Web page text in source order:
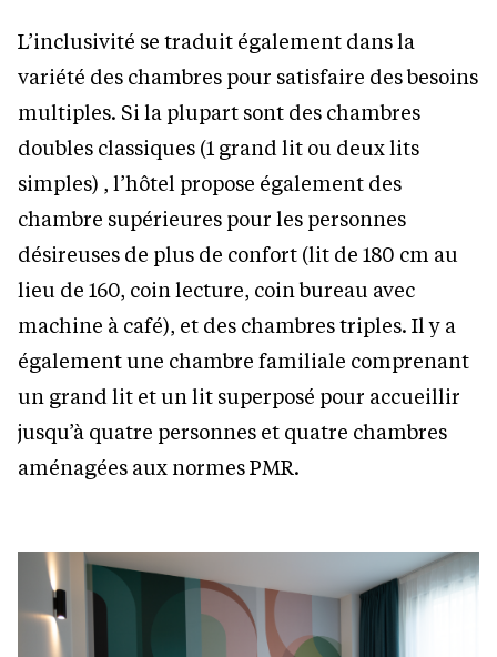
L’inclusivité se traduit également dans la
variété des chambres pour satisfaire des besoins
multiples. Si la plupart sont des chambres
doubles classiques (1 grand lit ou deux lits
simples) , l’hôtel propose également des
chambre supérieures pour les personnes
désireuses de plus de confort (lit de 180 cm au
lieu de 160, coin lecture, coin bureau avec
machine à café), et des chambres triples. Il y a
également une chambre familiale comprenant
un grand lit et un lit superposé pour accueillir
jusqu’à quatre personnes et quatre chambres
aménagées aux normes PMR.